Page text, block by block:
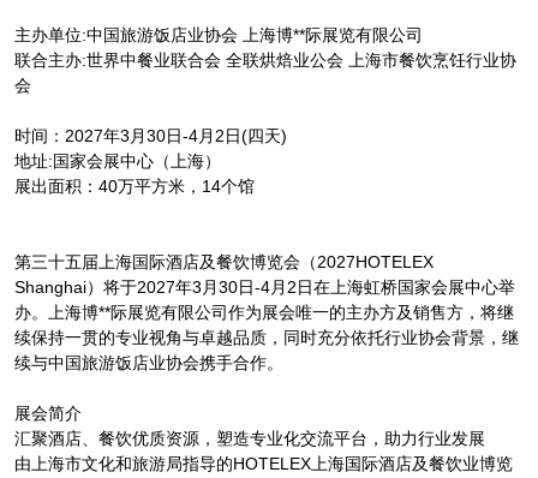
主办单位:中国旅游饭店业协会 上海博**际展览有限公司
联合主办:世界中餐业联合会 全联烘焙业公会 上海市餐饮烹饪行业协
会
时间：2027年3月30日-4月2日(四天)
地址:国家会展中心（上海）
展出面积：40万平方米，14个馆
第三十五届上海国际酒店及餐饮博览会（2027HOTELEX
Shanghai）将于2027年3月30日-4月2日在上海虹桥国家会展中心举
办。上海博**际展览有限公司作为展会唯一的主办方及销售方，将继
续保持一贯的专业视角与卓越品质，同时充分依托行业协会背景，继
续与中国旅游饭店业协会携手合作。
展会简介
汇聚酒店、餐饮优质资源，塑造专业化交流平台，助力行业发展
由上海市文化和旅游局指导的HOTELEX上海国际酒店及餐饮业博览